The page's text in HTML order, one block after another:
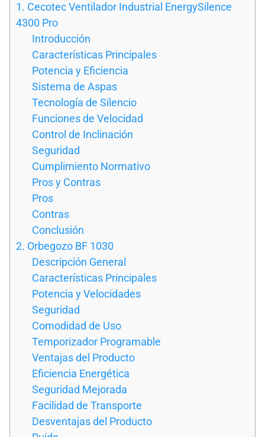
1. Cecotec Ventilador Industrial EnergySilence
4300 Pro
Introducción
Características Principales
Potencia y Eficiencia
Sistema de Aspas
Tecnología de Silencio
Funciones de Velocidad
Control de Inclinación
Seguridad
Cumplimiento Normativo
Pros y Contras
Pros
Contras
Conclusión
2. Orbegozo BF 1030
Descripción General
Características Principales
Potencia y Velocidades
Seguridad
Comodidad de Uso
Temporizador Programable
Ventajas del Producto
Eficiencia Energética
Seguridad Mejorada
Facilidad de Transporte
Desventajas del Producto